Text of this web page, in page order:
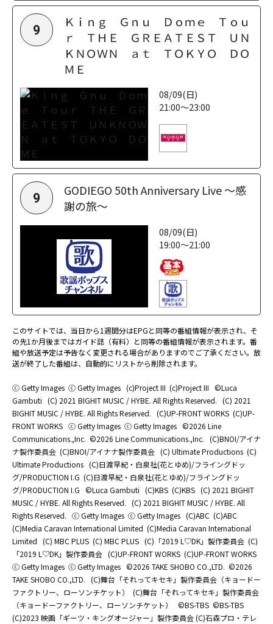
9
Ｋｉｎｇ Ｇｎｕ Ｄｏｍｅ Ｔｏｕ
ｒ ＴＨＥ ＧＲＥＡＴＥＳＴ ＵＮ
ＫＮＯＷＮ ａｔ ＴＯＫＹＯ ＤＯ
ＭＥ
08/09(日)
21:00～23:00
9
GODIEGO 50th Anniversary Live ～感
謝の旅～
08/09(日)
19:00～21:00
このサイトでは、当日から1週間分はEPGと同等の番組情報が表示され、そ
の先1か月後まではガイド誌（有料）と同等の番組情報が表示されます。番
組や放送予定は予告なく変更される場合がありますのでご了承ください。放
送が終了した番組は、自動的にリストから削除されます。
ⓒ Getty Images ⓒ Getty Images (c)Project III (c)Project III ©Luca
Gambuti (C) 2021 BIGHIT MUSIC / HYBE. All Rights Reserved. (C) 2021
BIGHIT MUSIC / HYBE. All Rights Reserved. (C)UP-FRONT WORKS (C)UP-
FRONT WORKS ⓒ Getty Images ⓒ Getty Images ©2026 Line
Communications.,Inc. ©2026 Line Communications.,Inc. (C)BNOI/アイナ
ナ製作委員会 (C)BNOI/アイナナ製作委員会 (C) Ultimate Productions (C)
Ultimate Productions (C)日渡早紀・白泉社(花とゆめ)/フライングドッ
グ/PRODUCTION I.G (C)日渡早紀・白泉社(花とゆめ)/フライングドッ
グ/PRODUCTION I.G ©Luca Gambuti (C)KBS (C)KBS (C) 2021 BIGHIT
MUSIC / HYBE. All Rights Reserved. (C) 2021 BIGHIT MUSIC / HYBE. All
Rights Reserved. ⓒ Getty Images ⓒ Getty Images (C)ABC (C)ABC
(C)Media Caravan International Limited (C)Media Caravan International
Limited (C) MBC PLUS (C) MBC PLUS (C)「2019 L♡DK」製作委員会 (C)
「2019 L♡DK」製作委員会 (C)UP-FRONT WORKS (C)UP-FRONT WORKS
ⓒ Getty Images ⓒ Getty Images ©2026 TAKE SHOBO CO.,LTD. ©2026
TAKE SHOBO CO.,LTD. (C)舞台「それってキセキ」製作委員会（キョードー
ファクトリー、ローソンチケット）
(C)舞台「それってキセキ」製作委員会
（キョードーファクトリー、ローソンチケット）
©BS-TBS ©BS-TBS
(C)2023 映画「ギーツ・キングオージャー」製作委員会 (C)石森プロ・テレ